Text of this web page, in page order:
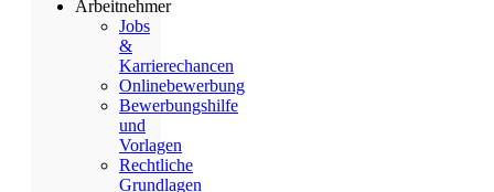
Arbeitnehmer
Jobs
&
Karrierechancen
Onlinebewerbung
Bewerbungshilfe
und
Vorlagen
Rechtliche
Grundlagen